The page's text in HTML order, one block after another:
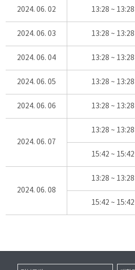
2024. 06. 02 13:28 ~ 13:28
2024. 06. 03 13:28 ~ 13:28
2024. 06. 04 13:28 ~ 13:28
2024. 06. 05 13:28 ~ 13:28
2024. 06. 06 13:28 ~ 13:28
2024. 06. 07
13:28 ~ 13:28
15:42 ~ 15:42
2024. 06. 08
13:28 ~ 13:28
15:42 ~ 15:42